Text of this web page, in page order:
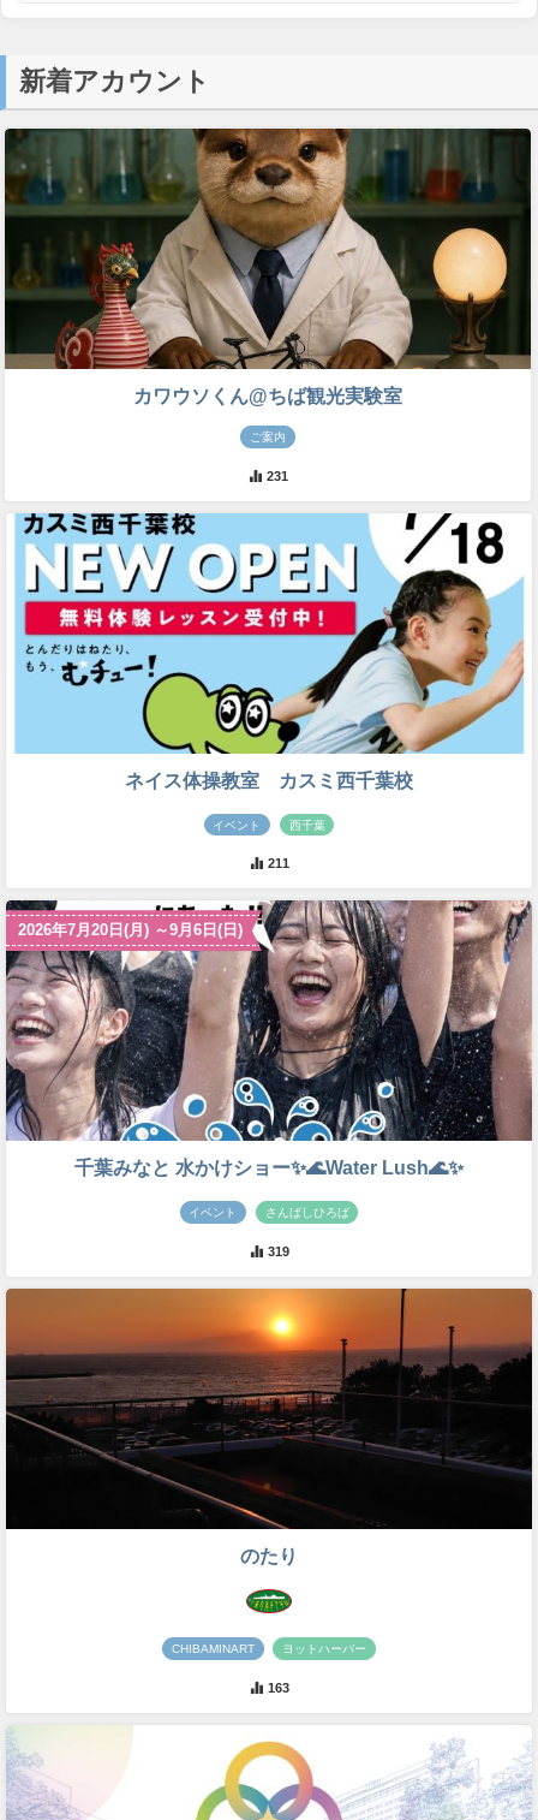
新着アカウント
カワウソくん@ちば観光実験室
ご案内
231
ネイス体操教室 カスミ西千葉校
イベント 西千葉
211
2026年7月20日(月) ～9月6日(日)
千葉みなと 水かけショー✨🌊Water Lush🌊✨
イベント さんばしひろば
319
のたり
CHIBAMINART ヨットハーバー
163